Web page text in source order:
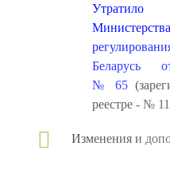
Утратило
№ 65
реестре - №
Изменения и